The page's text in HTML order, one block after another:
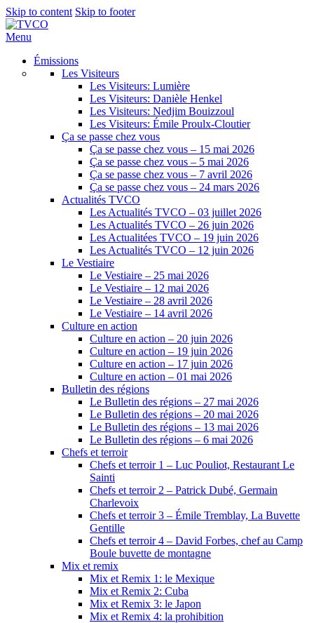
Skip to content Skip to footer
Menu
Émissions
Les Visiteurs
Les Visiteurs: Lumière
Les Visiteurs: Danièle Henkel
Les Visiteurs: Nedjim Bouizzoul
Les Visiteurs: Émile Proulx-Cloutier
Ça se passe chez vous
Ça se passe chez vous – 15 mai 2026
Ça se passe chez vous – 5 mai 2026
Ça se passe chez vous – 7 avril 2026
Ça se passe chez vous – 24 mars 2026
Actualités TVCO
Les Actualités TVCO – 03 juillet 2026
Les Actualités TVCO – 26 juin 2026
Les Actualitées TVCO – 19 juin 2026
Les Actualités TVCO – 12 juin 2026
Le Vestiaire
Le Vestiaire – 25 mai 2026
Le Vestiaire – 12 mai 2026
Le Vestiaire – 28 avril 2026
Le Vestiaire – 14 avril 2026
Culture en action
Culture en action – 20 juin 2026
Culture en action – 19 juin 2026
Culture en action – 17 juin 2026
Culture en action – 01 mai 2026
Bulletin des régions
Le Bulletin des régions – 27 mai 2026
Le Bulletin des régions – 20 mai 2026
Le Bulletin des régions – 13 mai 2026
Le Bulletin des régions – 6 mai 2026
Chefs et terroir
Chefs et terroir 1 – Luc Pouliot, Restaurant Le
Sainti
Chefs et terroir 2 – Patrick Dubé, Germain
Charlevoix
Chefs et terroir 3 – Émile Tremblay, La Buvette
Gentille
Chefs et terroir 4 – David Forbes, chef au Camp
Boule buvette de montagne
Mix et remix
Mix et Remix 1: le Mexique
Mix et Remix 2: Cuba
Mix et Remix 3: le Japon
Mix et Remix 4: la prohibition